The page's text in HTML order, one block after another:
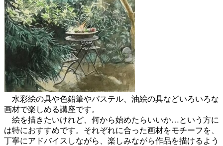
水彩絵の具や色鉛筆やパステル、油絵の具などいろいろな
画材で楽しめる講座です。
絵を描きたいけれど、何から始めたらいいか…という方に
は特におすすめです。それぞれに合った画材をモチーフを、
丁寧にアドバイスしながら、楽しみながら作品を描けるよう